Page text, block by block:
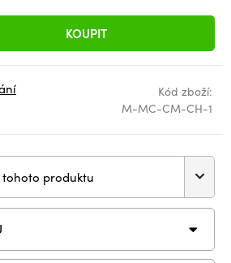
KOUPIT
Kód zboží:
M-MC-CM-CH-1
tohoto produktu